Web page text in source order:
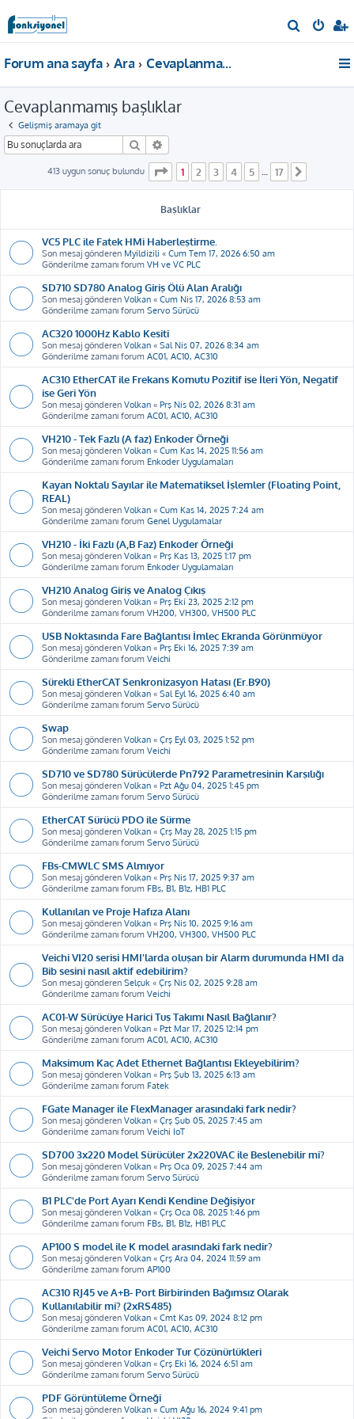
r
Forum ana sayfa Ara Cevaplanmamış başlıklar
Cevaplanmamış başlıklar
Gelişmiş aramaya git
Ara
413 uygun sonuç bulundu . sayfa (Toplam 17 sayfa)
1 2 3 4 5 17
Başlıklar
VC5 PLC ile Fatek HMi Haberleştirme.
Son mesaj gönderen Myildizili « Cum Tem 17, 2026 6:50 am
Gönderilme zamanı forum VH ve VC PLC
SD710 SD780 Analog Giriş Ölü Alan Aralığı
Son mesaj gönderen Volkan « Cum Nis 17, 2026 8:53 am
Gönderilme zamanı forum Servo Sürücü
AC320 1000Hz Kablo Kesiti
Son mesaj gönderen Volkan « Sal Nis 07, 2026 8:34 am
Gönderilme zamanı forum AC01, AC10, AC310
AC310 EtherCAT ile Frekans Komutu Pozitif ise İleri Yön, Negatif
ise Geri Yön
Son mesaj gönderen Volkan « Prş Nis 02, 2026 8:31 am
Gönderilme zamanı forum AC01, AC10, AC310
VH210 - Tek Fazlı (A faz) Enkoder Örneği
Son mesaj gönderen Volkan « Cum Kas 14, 2025 11:56 am
Gönderilme zamanı forum Enkoder Uygulamaları
Kayan Noktalı Sayılar ile Matematiksel İşlemler (Floating Point,
REAL)
Son mesaj gönderen Volkan « Cum Kas 14, 2025 7:24 am
Gönderilme zamanı forum Genel Uygulamalar
VH210 - İki Fazlı (A,B Faz) Enkoder Örneği
Son mesaj gönderen Volkan « Prş Kas 13, 2025 1:17 pm
Gönderilme zamanı forum Enkoder Uygulamaları
VH210 Analog Giriş ve Analog Çıkış
Son mesaj gönderen Volkan « Prş Eki 23, 2025 2:12 pm
Gönderilme zamanı forum VH200, VH300, VH500 PLC
USB Noktasında Fare Bağlantısı İmleç Ekranda Görünmüyor
Son mesaj gönderen Volkan « Prş Eki 16, 2025 7:39 am
Gönderilme zamanı forum Veichi
Sürekli EtherCAT Senkronizasyon Hatası (Er.B90)
Son mesaj gönderen Volkan « Sal Eyl 16, 2025 6:40 am
Gönderilme zamanı forum Servo Sürücü
Swap
Son mesaj gönderen Volkan « Çrş Eyl 03, 2025 1:52 pm
Gönderilme zamanı forum Veichi
SD710 ve SD780 Sürücülerde Pn792 Parametresinin Karşılığı
Son mesaj gönderen Volkan « Pzt Ağu 04, 2025 1:45 pm
Gönderilme zamanı forum Servo Sürücü
EtherCAT Sürücü PDO ile Sürme
Son mesaj gönderen Volkan « Çrş May 28, 2025 1:15 pm
Gönderilme zamanı forum Servo Sürücü
FBs-CMWLC SMS Almıyor
Son mesaj gönderen Volkan « Prş Nis 17, 2025 9:37 am
Gönderilme zamanı forum FBs, B1, B1z, HB1 PLC
Kullanılan ve Proje Hafıza Alanı
Son mesaj gönderen Volkan « Prş Nis 10, 2025 9:16 am
Gönderilme zamanı forum VH200, VH300, VH500 PLC
Veichi VI20 serisi HMI'larda oluşan bir Alarm durumunda HMI da
Bib sesini nasıl aktif edebilirim?
Son mesaj gönderen Selçuk « Çrş Nis 02, 2025 9:28 am
Gönderilme zamanı forum Veichi
AC01-W Sürücüye Harici Tuş Takımı Nasıl Bağlanır?
Son mesaj gönderen Volkan « Pzt Mar 17, 2025 12:14 pm
Gönderilme zamanı forum AC01, AC10, AC310
Maksimum Kaç Adet Ethernet Bağlantısı Ekleyebilirim?
Son mesaj gönderen Volkan « Prş Şub 13, 2025 6:13 am
Gönderilme zamanı forum Fatek
FGate Manager ile FlexManager arasındaki fark nedir?
Son mesaj gönderen Volkan « Çrş Şub 05, 2025 7:45 am
Gönderilme zamanı forum Veichi IoT
SD700 3x220 Model Sürücüler 2x220VAC ile Beslenebilir mi?
Son mesaj gönderen Volkan « Prş Oca 09, 2025 7:44 am
Gönderilme zamanı forum Servo Sürücü
B1 PLC'de Port Ayarı Kendi Kendine Değişiyor
Son mesaj gönderen Volkan « Çrş Oca 08, 2025 1:46 pm
Gönderilme zamanı forum FBs, B1, B1z, HB1 PLC
AP100 S model ile K model arasındaki fark nedir?
Son mesaj gönderen Volkan « Çrş Ara 04, 2024 11:59 am
Gönderilme zamanı forum AP100
AC310 RJ45 ve A+B- Port Birbirinden Bağımsız Olarak
Kullanılabilir mi? (2xRS485)
Son mesaj gönderen Volkan « Cmt Kas 09, 2024 8:12 pm
Gönderilme zamanı forum AC01, AC10, AC310
Veichi Servo Motor Enkoder Tur Çözünürlükleri
Son mesaj gönderen Volkan « Çrş Eki 16, 2024 6:51 am
Gönderilme zamanı forum Servo Sürücü
PDF Görüntüleme Örneği
Son mesaj gönderen Volkan « Cum Ağu 16, 2024 9:41 pm